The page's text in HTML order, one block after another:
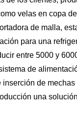
velas en copa
de malla,
para una
entre 5000 y
de
de
una